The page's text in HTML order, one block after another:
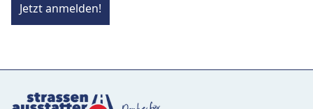
Jetzt anmelden!